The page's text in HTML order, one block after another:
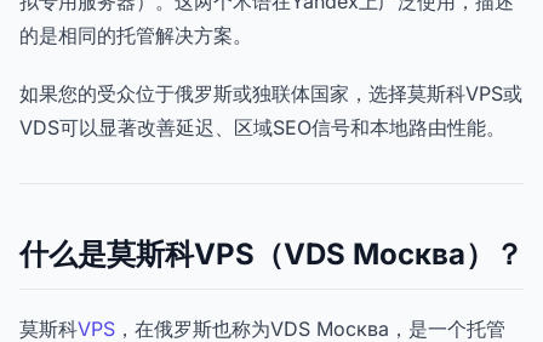
的是相同的托管解决方案。
如果您的受众位于俄罗斯或独联体国家，选择莫斯科VPS或
VDS可以显著改善延迟、区域SEO信号和本地路由性能。
什么是莫斯科VPS（VDS Москва）？
莫斯科VPS ，在俄罗斯也称为VDS Москва，是一个托管